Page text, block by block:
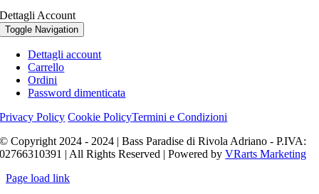
Dettagli Account
Toggle Navigation
Dettagli account
Carrello
Ordini
Password dimenticata
Privacy Policy Cookie PolicyTermini e Condizioni
© Copyright 2024 - 2024 | Bass Paradise di Rivola Adriano - P.IVA:
02766310391 | All Rights Reserved | Powered byVRarts Marketing
Page load link